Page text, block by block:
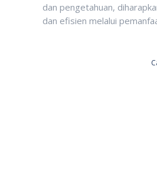
dan pengetahuan,
dan efisien melalui